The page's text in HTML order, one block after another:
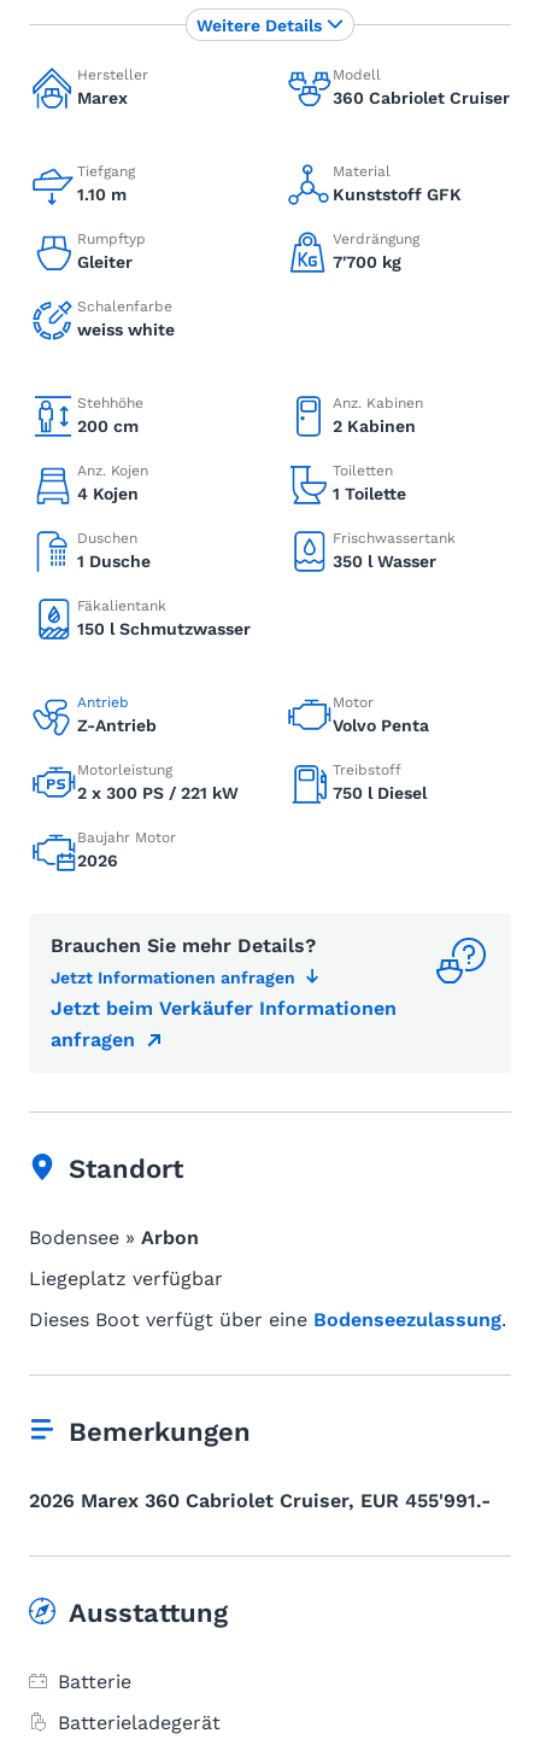
Hersteller
Marex
Modell
360 Cabriolet Cruiser
Tiefgang
1.10 m
Material
Kunststoff GFK
Rumpftyp
Gleiter
Verdrängung
7'700 kg
Schalenfarbe
weiss white
Stehhöhe
200 cm
Anz. Kabinen
2 Kabinen
Anz. Kojen
4 Kojen
Toiletten
1 Toilette
Duschen
1 Dusche
Frischwassertank
350 l Wasser
Fäkalientank
150 l Schmutzwasser
Antrieb
Z-Antrieb
Motor
Volvo Penta
Motorleistung
2 x 300 PS / 221 kW
Treibstoff
750 l Diesel
Baujahr Motor
2026
Brauchen Sie mehr Details?
Jetzt Informationen anfragen
Jetzt beim Verkäufer Informationen
anfragen
Weitere Details
Standort
Bodensee » Arbon
Liegeplatz verfügbar
Dieses Boot verfügt über eine Bodenseezulassung.
Bemerkungen
2026 Marex 360 Cabriolet Cruiser, EUR 455'991.-
Ausstattung
Batterie
Batterieladegerät